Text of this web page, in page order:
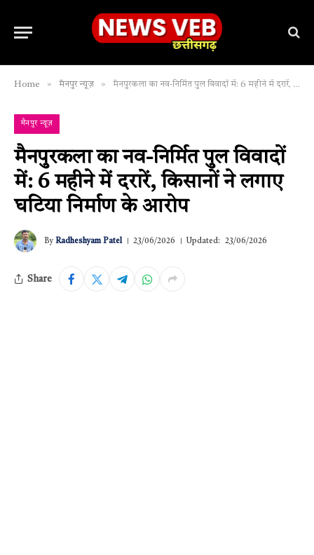
Home » मैनपुर न्यूज़ » मैनपुरकला का नव-निर्मित पुल विवादों में: 6 महीने में दरारें, किसानों ने लगाए घटिया निर्माण के आरोप
मैनपुर न्यूज़
मैनपुरकला का नव-निर्मित पुल विवादों
में: 6 महीने में दरारें, किसानों ने लगाए
घटिया निर्माण के आरोप
By Radheshyam Patel 23/06/2026 Updated: 23/06/2026
Share